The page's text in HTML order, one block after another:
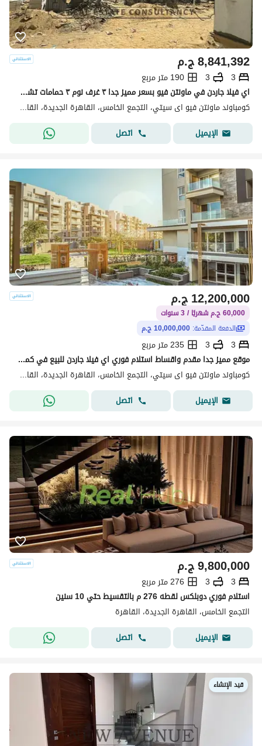
ج.م8,841,392
3
3
190 متر مربع
اي فيلا جاردن في ماونتن فيو بسعر مميز جدا ٣ غرف نوم ٣ حمامات تشطيب كامل فيو مفتوح على الفلل
كومباوند ماونتن فيو اى سيتي، التجمع الخامس، القاهرة الجديدة، القاهرة
الإيميل
اتصل
ج.م12,200,000
60,000 ج.م شهريًا / 3 سنوات
الدفعة المقدّمة: 10,000,000 ج.م
3
3
235 متر مربع
موقع مميز جدا مقدم واقساط استلام فوري اي فيلا جاردن للبيع في كمباوند ماونتن فيو اي سيتي التجمع الخامس القاهرة الجديدة
كومباوند ماونتن فيو اى سيتي، التجمع الخامس، القاهرة الجديدة، القاهرة
الإيميل
اتصل
ج.م9,800,000
3
3
276 متر مربع
استلام فوري دوبلكس لقطه 276 م بالتقسيط حتي 10 سنين
التجمع الخامس، القاهرة الجديدة، القاهرة
الإيميل
اتصل
قيد الإنشاء